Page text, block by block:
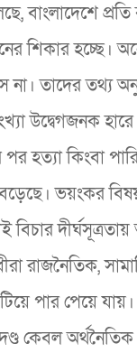
বাংলাদেশে
শিকার হচ্ছে।
না। তাদের তথ্য
উদ্বেগজনক হারে
হত্যা কিংবা
ভয়ংকর
বিচার
রাজনৈতিক,
পার পেয়ে যায়।
কেবল অর্থনৈতিক